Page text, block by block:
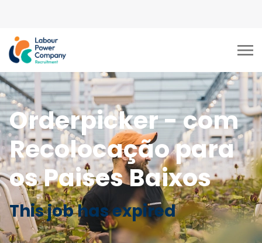
tiktok-developers-site-
verification=LY0DYTZWcaZFcbB5z5CmFJBdmZXOxOdD
Orderpicker - com
Recolocação para
os Paises Baixos
This job has expired